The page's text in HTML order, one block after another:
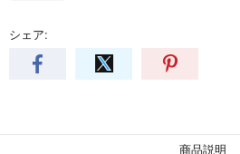
シェア:
商品説明